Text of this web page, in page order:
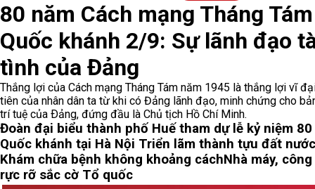
80 năm Cách mạng Tháng
Quốc khánh 2/9: Sự lãnh đạo
tình của Đảng
Thắng lợi của Cách mạng Tháng Tám năm 1945 là thắng lợi vĩ
tiên của nhân dân ta từ khi có Đảng lãnh đạo, minh chứng cho
trí tuệ của Ðảng, đứng đầu là Chủ tịch Hồ Chí Minh.
Đoàn đại biểu thành phố Huế tham dự lễ kỷ niệm 80
Quốc khánh tại Hà Nội Triển lãm thành tựu đất
Khám chữa bệnh không khoảng cáchNhà máy,
rực rỡ sắc cờ Tổ quốc